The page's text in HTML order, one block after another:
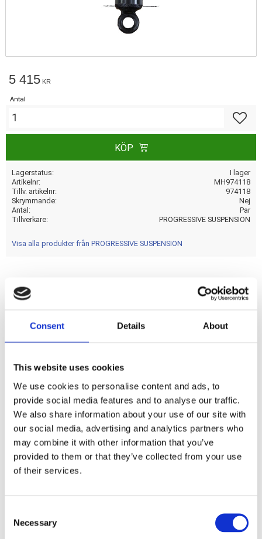
Consent Details About
This website uses cookies
We use cookies to personalise content and ads, to
provide social media features and to analyse our traffic.
We also share information about your use of our site with
our social media, advertising and analytics partners who
may combine it with other information that you’ve
provided to them or that they’ve collected from your use
of their services.
Necessary
5 415 KR
Antal
KÖP
Lagerstatus
I lager
Artikelnr
MH974118
Tillv. artikelnr
974118
Skrymmande
Nej
Antal
Par
Tillverkare
PROGRESSIVE SUSPENSION
Visa alla produkter från PROGRESSIVE SUSPENSION
BLACK
Dela med dig
c
b
o
k
Omdömen
Du
Bli den första att lämna ett omdöme.